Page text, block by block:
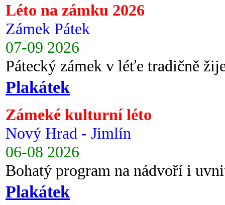
Léto na zámku 2026
Zámek Pátek
07-09 2026
Pátecký zámek v léťe tradičně
Plakátek
Zámeké kulturní léto
Nový Hrad - Jimlín
06-08 2026
Bohatý program na nádvoří i
Plakátek